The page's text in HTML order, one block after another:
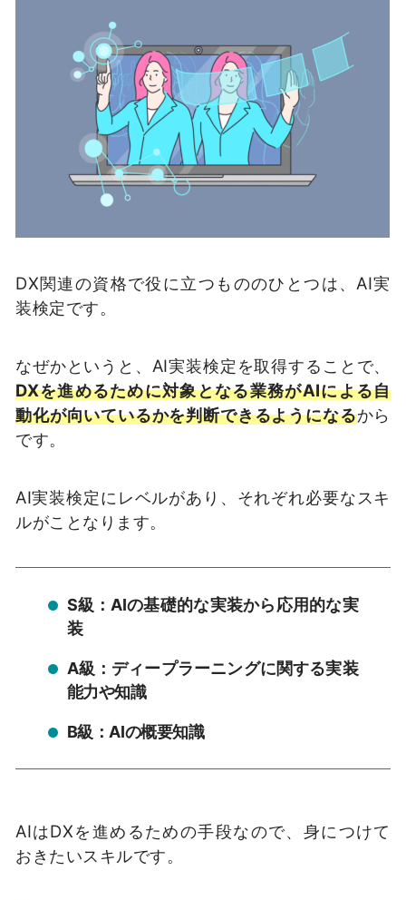
DX関連の資格で役に立つもののひとつは、AI実
装検定です。
なぜかというと、AI実装検定を取得することで、
DXを進めるために対象となる業務がAIによる自
動化が向いているかを判断できるようになるから
です。
AI実装検定にレベルがあり、それぞれ必要なスキ
ルがことなります。
S級：AIの基礎的な実装から応用的な実
装
A級：ディープラーニングに関する実装
能力や知識
B級：AIの概要知識
AIはDXを進めるための手段なので、身につけて
おきたいスキルです。